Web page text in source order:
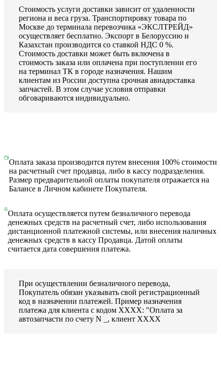
Стоимость услуги доставки зависит от удаленности
региона и веса груза. Транспортировку товара по
Москве до терминала перевозчика «ЭКСЛТРЕЙД»
осуществляет бесплатно. Экспорт в Белоруссию и
Казахстан производится со ставкой НДС 0 %.
Стоимость доставки может быть включена в
стоимость заказа или оплачена при поступлении его
на терминал ТК в городе назначения. Нашим
клиентам из России доступна срочная авиадоставка
запчастей. В этом случае условия отправки
обговариваются индивидуально.
Оплата заказа производится путем внесения 100% стоимости
на расчетный счет продавца, либо в кассу подразделения.
Размер предварительной оплаты покупателя отражается на
Балансе в Личном кабинете Покупателя.
Оплата осуществляется путем безналичного перевода
денежных средств на расчетный счет, либо использования
дистанционной платежной системы, или внесения наличных
денежных средств в кассу Продавца. Датой оплаты
считается дата совершения платежа.
При осуществлении безналичного перевода,
Покупатель обязан указывать свой регистрационный
код в назначении платежей. Пример назначения
платежа для клиента с кодом ХХХХ: "Оплата за
автозапчасти по счету N _, клиент ХХХХ